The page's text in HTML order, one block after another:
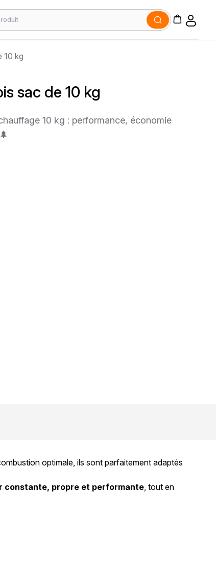
10 kg
sac de 10 kg
10 kg : performance, économie
optimale, ils sont parfaitement adaptés
constante, propre et performante , tout en